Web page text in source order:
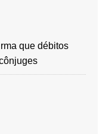
que débitos